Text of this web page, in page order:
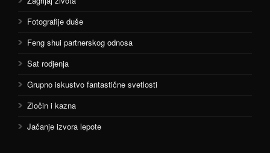
Fotografije duše
Feng shui partnerskog odnosa
Sat rodjenja
Grupno iskustvo fantastične svetlosti
Zločin i kazna
Jačanje izvora lepote